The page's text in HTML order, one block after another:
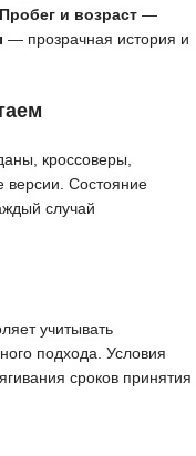
Пробег и возраст —
— прозрачная история и
кроссоверы,
версии. Состояние
случай
учитывать
подхода. Условия
сроков принятия